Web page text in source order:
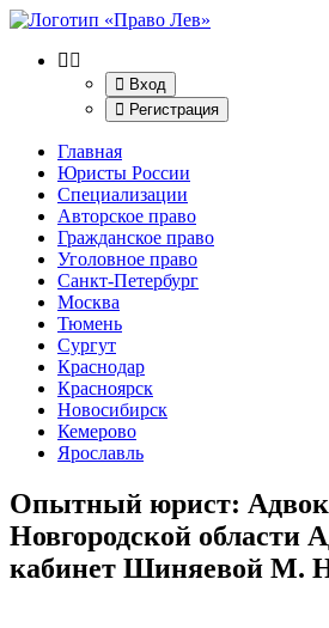
Вход
Регистрация
Главная
Юристы России
Специализации
Авторское право
Гражданское право
Уголовное право
Санкт-Петербург
Москва
Тюмень
Сургут
Краснодар
Красноярск
Новосибирск
Кемерово
Ярославль
Опытный юрист:
Новгородской области
кабинет Шиняевой М.